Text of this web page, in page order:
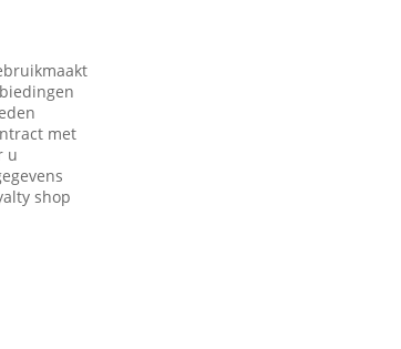
met
u
shop